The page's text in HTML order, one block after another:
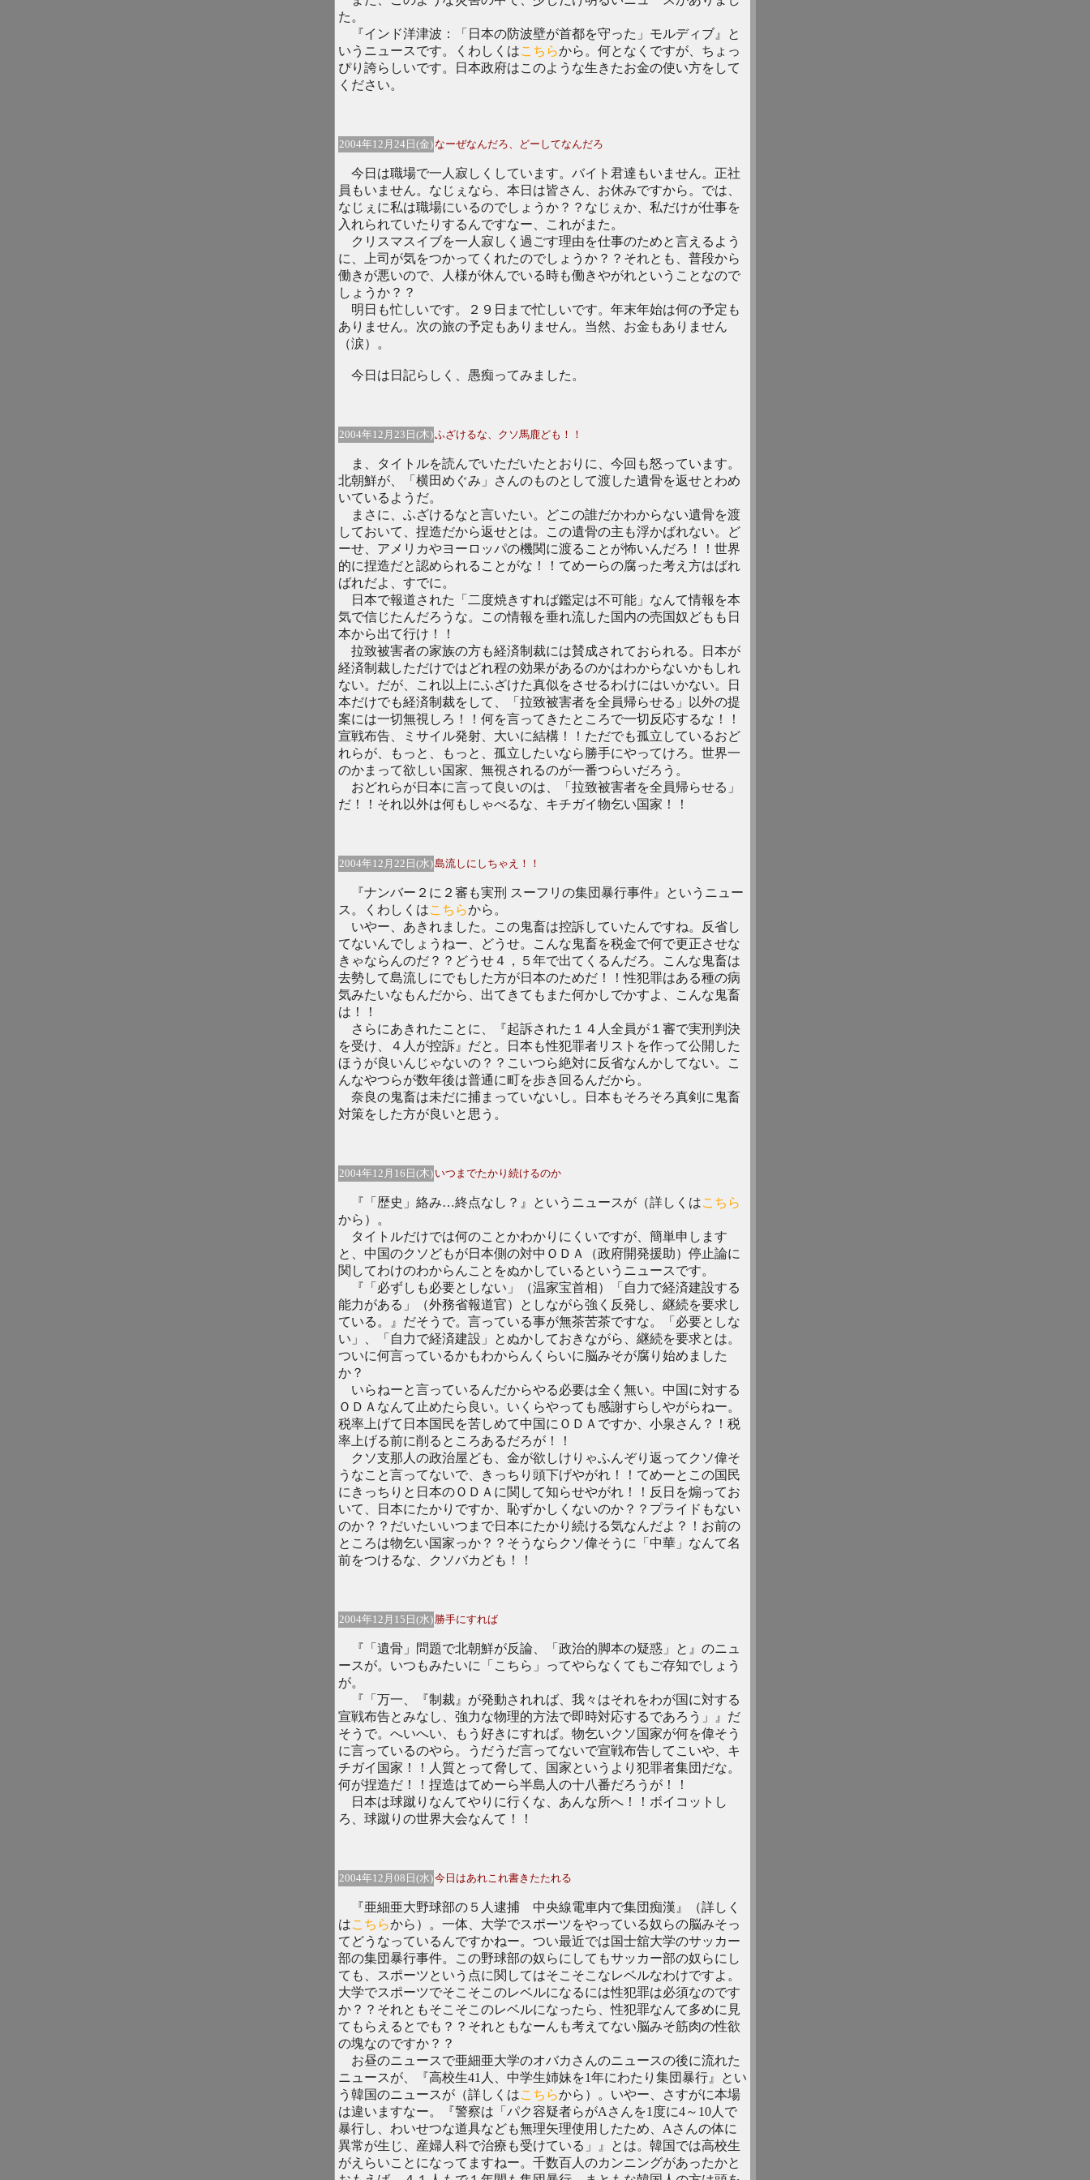
た。
『インド洋津波：「日本の防波壁が首都を守った」モルディブ』と
いうニュースです。くわしくはこちらから。何となくですが、ちょっ
ぴり誇らしいです。日本政府はこのような生きたお金の使い方をして
ください。
2004年12月24日(金) なーぜなんだろ、どーしてなんだろ
今日は職場で一人寂しくしています。バイト君達もいません。正社
員もいません。なじぇなら、本日は皆さん、お休みですから。では、
なじぇに私は職場にいるのでしょうか？？なじぇか、私だけが仕事を
入れられていたりするんですなー、これがまた。
クリスマスイブを一人寂しく過ごす理由を仕事のためと言えるよう
に、上司が気をつかってくれたのでしょうか？？それとも、普段から
働きが悪いので、人様が休んでいる時も働きやがれということなので
しょうか？？
明日も忙しいです。２９日まで忙しいです。年末年始は何の予定も
ありません。次の旅の予定もありません。当然、お金もありません
（涙）。
今日は日記らしく、愚痴ってみました。
2004年12月23日(木)ふざけるな、クソ馬鹿ども！！
ま、タイトルを読んでいただいたとおりに、今回も怒っています。
北朝鮮が、「横田めぐみ」さんのものとして渡した遺骨を返せとわめ
いているようだ。
まさに、ふざけるなと言いたい。どこの誰だかわからない遺骨を渡
しておいて、捏造だから返せとは。この遺骨の主も浮かばれない。ど
ーせ、アメリカやヨーロッパの機関に渡ることが怖いんだろ！！世界
的に捏造だと認められることがな！！てめーらの腐った考え方はばれ
ばれだよ、すでに。
日本で報道された「二度焼きすれば鑑定は不可能」なんて情報を本
気で信じたんだろうな。この情報を垂れ流した国内の売国奴どもも日
本から出て行け！！
拉致被害者の家族の方も経済制裁には賛成されておられる。日本が
経済制裁しただけではどれ程の効果があるのかはわからないかもしれ
ない。だが、これ以上にふざけた真似をさせるわけにはいかない。日
本だけでも経済制裁をして、「拉致被害者を全員帰らせる」以外の提
案には一切無視しろ！！何を言ってきたところで一切反応するな！！
宣戦布告、ミサイル発射、大いに結構！！ただでも孤立しているおど
れらが、もっと、もっと、孤立したいなら勝手にやってけろ。世界一
のかまって欲しい国家、無視されるのが一番つらいだろう。
おどれらが日本に言って良いのは、「拉致被害者を全員帰らせる」
だ！！それ以外は何もしゃべるな、キチガイ物乞い国家！！
2004年12月22日(水)島流しにしちゃえ！！
『ナンバー２に２審も実刑 スーフリの集団暴行事件』というニュー
ス。くわしくはこちらから。
いやー、あきれました。この鬼畜は控訴していたんですね。反省し
てないんでしょうねー、どうせ。こんな鬼畜を税金で何で更正させな
きゃならんのだ？？どうせ４，５年で出てくるんだろ。こんな鬼畜は
去勢して島流しにでもした方が日本のためだ！！性犯罪はある種の病
気みたいなもんだから、出てきてもまた何かしでかすよ、こんな鬼畜
は！！
さらにあきれたことに、『起訴された１４人全員が１審で実刑判決
を受け、４人が控訴』だと。日本も性犯罪者リストを作って公開した
ほうが良いんじゃないの？？こいつら絶対に反省なんかしてない。こ
んなやつらが数年後は普通に町を歩き回るんだから。
奈良の鬼畜は未だに捕まっていないし。日本もそろそろ真剣に鬼畜
対策をした方が良いと思う。
2004年12月16日(木) いつまでたかり続けるのか
『「歴史」絡み…終点なし？』というニュースが（詳しくはこちら
から）。
タイトルだけでは何のことかわかりにくいですが、簡単申します
と、中国のクソどもが日本側の対中ＯＤＡ（政府開発援助）停止論に
関してわけのわからんことをぬかしているというニュースです。
『「必ずしも必要としない」（温家宝首相）「自力で経済建設する
能力がある」（外務省報道官）としながら強く反発し、継続を要求し
ている。』だそうで。言っている事が無茶苦茶ですな。「必要としな
い」、「自力で経済建設」とぬかしておきながら、継続を要求とは。
ついに何言っているかもわからんくらいに脳みそが腐り始めました
か？
いらねーと言っているんだからやる必要は全く無い。中国に対する
ＯＤＡなんて止めたら良い。いくらやっても感謝すらしやがらねー。
税率上げて日本国民を苦しめて中国にＯＤＡですか、小泉さん？！税
率上げる前に削るところあるだろが！！
クソ支那人の政治屋ども、金が欲しけりゃふんぞり返ってクソ偉そ
うなこと言ってないで、きっちり頭下げやがれ！！てめーとこの国民
にきっちりと日本のＯＤＡに関して知らせやがれ！！反日を煽ってお
いて、日本にたかりですか、恥ずかしくないのか？？プライドもない
のか？？だいたいいつまで日本にたかり続ける気なんだよ？！お前の
ところは物乞い国家っか？？そうならクソ偉そうに「中華」なんて名
前をつけるな、クソバカども！！
2004年12月15日(水) 勝手にすれば
『「遺骨」問題で北朝鮮が反論、「政治的脚本の疑惑」と』のニュ
ースが。いつもみたいに「こちら」ってやらなくてもご存知でしょう
が。
『「万一、『制裁』が発動されれば、我々はそれをわが国に対する
宣戦布告とみなし、強力な物理的方法で即時対応するであろう」』だ
そうで。へいへい、もう好きにすれば。物乞いクソ国家が何を偉そう
に言っているのやら。うだうだ言ってないで宣戦布告してこいや、キ
チガイ国家！！人質とって脅して、国家というより犯罪者集団だな。
何が捏造だ！！捏造はてめーら半島人の十八番だろうが！！
日本は球蹴りなんてやりに行くな、あんな所へ！！ボイコットし
ろ、球蹴りの世界大会なんて！！
2004年12月08日(水)今日はあれこれ書きたたれる
『亜細亜大野球部の５人逮捕 中央線電車内で集団痴漢』（詳しく
はこちらから）。一体、大学でスポーツをやっている奴らの脳みそっ
てどうなっているんですかねー。つい最近では国士舘大学のサッカー
部の集団暴行事件。この野球部の奴らにしてもサッカー部の奴らにし
ても、スポーツという点に関してはそこそこなレベルなわけですよ。
大学でスポーツでそこそこのレベルになるには性犯罪は必須なのです
か？？それともそこそこのレベルになったら、性犯罪なんて多めに見
てもらえるとでも？？それともなーんも考えてない脳みそ筋肉の性欲
の塊なのですか？？
お昼のニュースで亜細亜大学のオバカさんのニュースの後に流れた
ニュースが、『高校生41人、中学生姉妹を1年にわたり集団暴行』とい
う韓国のニュースが（詳しくはこちらから）。いやー、さすがに本場
は違いますなー。『警察は「パク容疑者らがAさんを1度に4～10人で
暴行し、わいせつな道具なども無理矢理使用したため、Aさんの体に
異常が生じ、産婦人科で治療も受けている」』とは。韓国では高校生
がえらいことになってますねー。千数百人のカンニングがあったかと